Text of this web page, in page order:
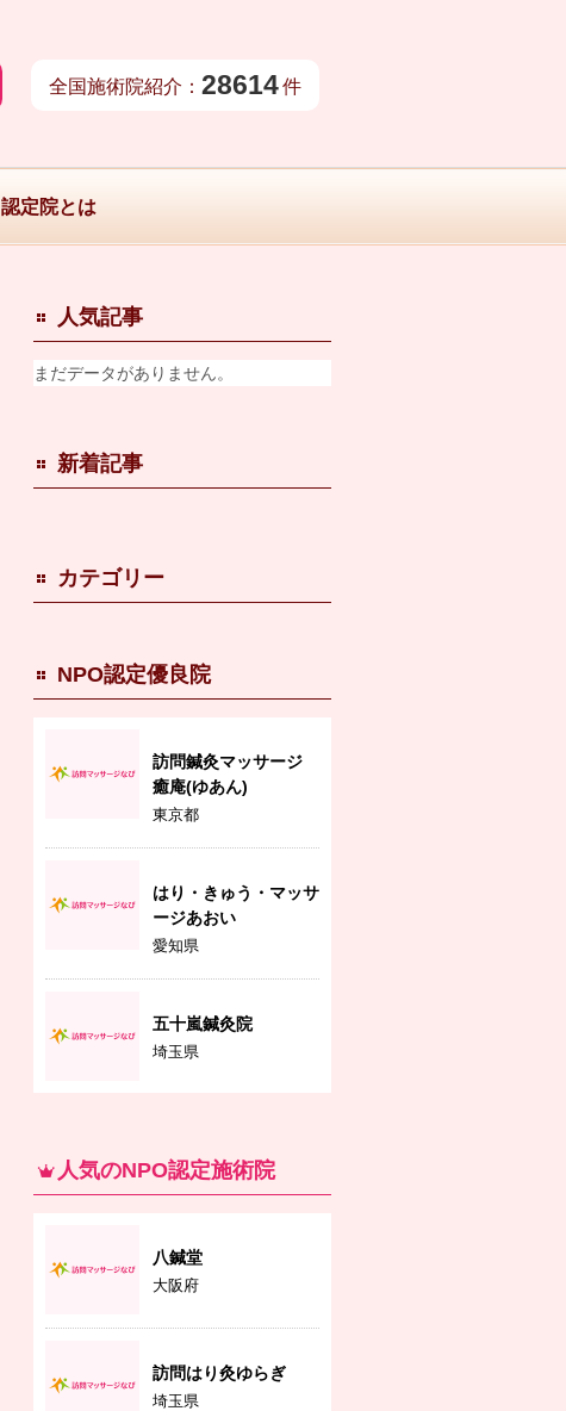
全国施術院紹介： 28614件
認定院とは
人気記事
まだデータがありません。
新着記事
カテゴリー
NPO認定優良院
訪問鍼灸マッサージ
癒庵(ゆあん)
東京都
はり・きゅう・マッサ
ージあおい
愛知県
五十嵐鍼灸院
埼玉県
人気のNPO認定施術院
八鍼堂
大阪府
訪問はり灸ゆらぎ
埼玉県